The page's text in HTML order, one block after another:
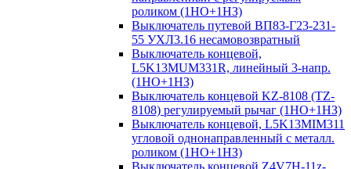
роликом (1НО+1НЗ)
Выключатель путевой ВП83-Г23-231-
55 УХЛ3.16 несамовозвратный
Выключатель концевой,
L5K13MUM331R, линейный 3-напр.
(1НО+1НЗ)
Выключатель концевой KZ-8108 (TZ-
8108) регулируемый рычаг (1НО+1НЗ)
Выключатель концевой, L5K13MIM311
угловой однонаправленный с металл.
роликом (1НО+1НЗ)
Выключатель концевой Z4V7H-11z-